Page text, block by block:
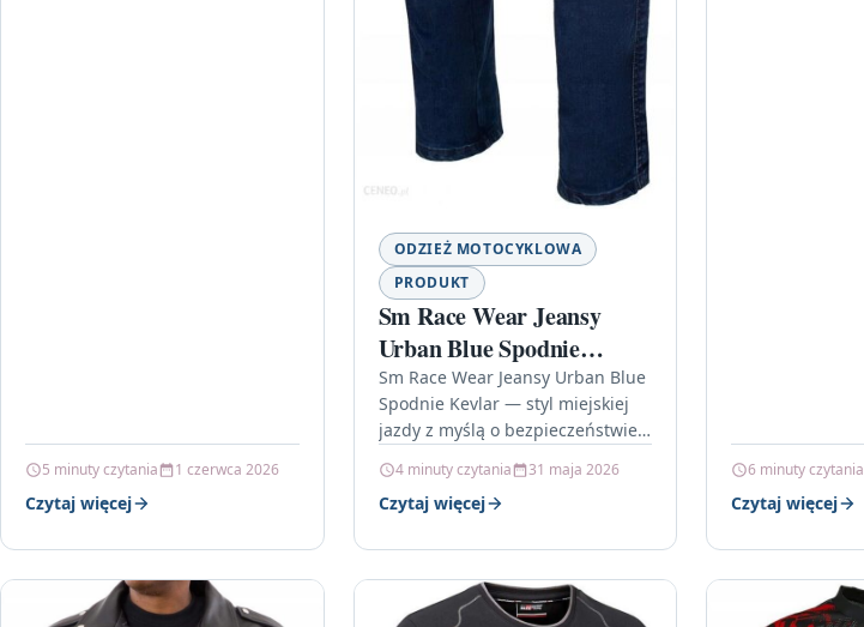
5 minuty czytania 1 czerwca 2026
Czytaj więcej
ODZIEŻ MOTOCYKLOWA
PRODUKT
Sm Race Wear Jeansy
Urban Blue Spodnie
Kevlar
Sm Race Wear Jeansy Urban Blue
Spodnie Kevlar — styl miejskiej
jazdy z myślą o bezpieczeństwie
motocyklowych, które wyglądają
jak klasyczne…
4 minuty czytania 31 maja 2026
Czytaj więcej
6 minuty czytania
Czytaj więcej